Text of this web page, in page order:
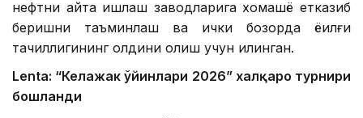
нефтни қайта ишлаш заводларига хомашё етказиб
беришни таъминлаш ва ички бозорда ёқилғи
тақчиллигининг олдини олиш учун қилинган.
Lentа: “Келажак ўйинлари 2026” халқаро турнири
бошланди